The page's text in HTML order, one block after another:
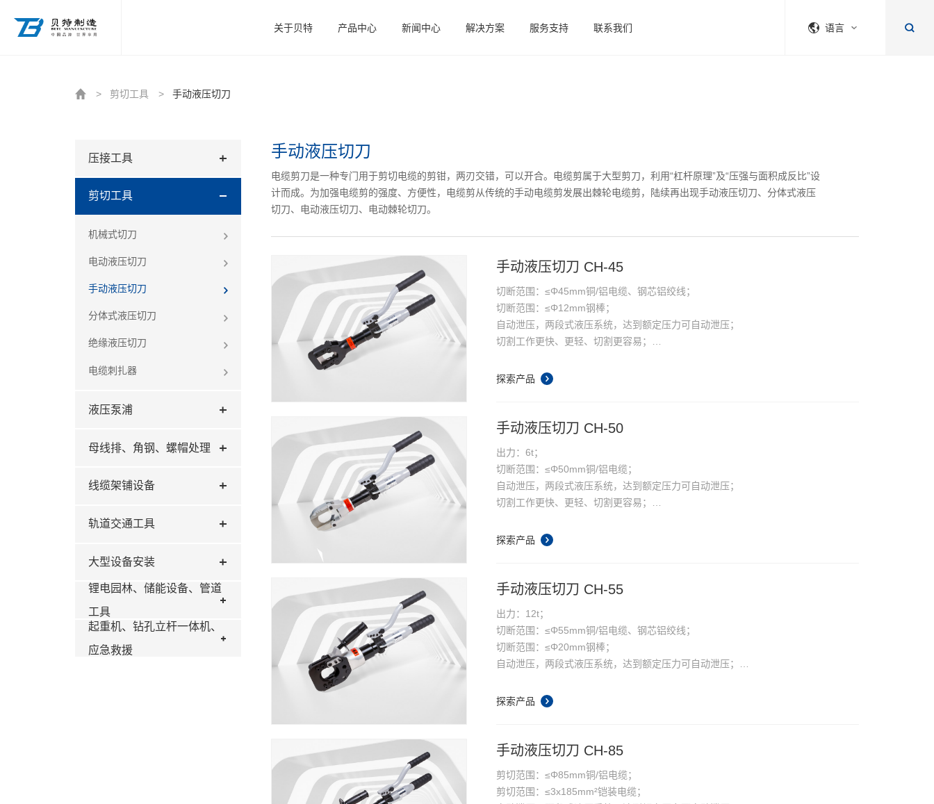
关于贝特
产品中心 新闻中心 解决方案 服务支持 联系我们 语言
> 剪切工具 > 手动液压切刀
压接工具
剪切工具
机械式切刀
电动液压切刀
手动液压切刀
分体式液压切刀
绝缘液压切刀
电缆刺扎器
液压泵浦
母线排、角钢、螺帽处理
线缆架铺设备
轨道交通工具
大型设备安装
锂电园林、储能设备、管道
工具
起重机、钻孔立杆一体机、
应急救援
手动液压切刀
电缆剪刀是一种专门用于剪切电缆的剪钳，两刃交错，可以开合。电缆剪属于大型剪刀，利用“杠杆原理”及“压强与面积成反比”设
计而成。为加强电缆剪的强度、方便性，电缆剪从传统的手动电缆剪发展出棘轮电缆剪，陆续再出现手动液压切刀、分体式液压
切刀、电动液压切刀、电动棘轮切刀。
手动液压切刀 CH-45
切断范围：≤Φ45mm铜/铝电缆、钢芯铝绞线；
切断范围：≤Φ12mm钢棒；
自动泄压，两段式液压系统，达到额定压力可自动泄压；
切割工作更快、更轻、切割更容易；
手动泄压按钮，切断中途松开，快速复位。
探索产品
手动液压切刀 CH-50
出力：6t；
切断范围：≤Φ50mm铜/铝电缆；
自动泄压，两段式液压系统，达到额定压力可自动泄压；
切割工作更快、更轻、切割更容易；
手动泄压按钮，切断中途松开，快速复位.
探索产品
手动液压切刀 CH-55
出力：12t；
切断范围：≤Φ55mm铜/铝电缆、钢芯铝绞线；
切断范围：≤Φ20mm钢棒；
自动泄压，两段式液压系统，达到额定压力可自动泄压；
翻开式头部设计。360度自由旋转；
探索产品
手动液压切刀 CH-85
剪切范围：≤Φ85mm铜/铝电缆；
剪切范围：≤3x185mm²铠装电缆；